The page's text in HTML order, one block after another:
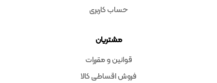
حساب کاربری
مشتریان
قوانین و مقررات
فروش اقساطی کالا